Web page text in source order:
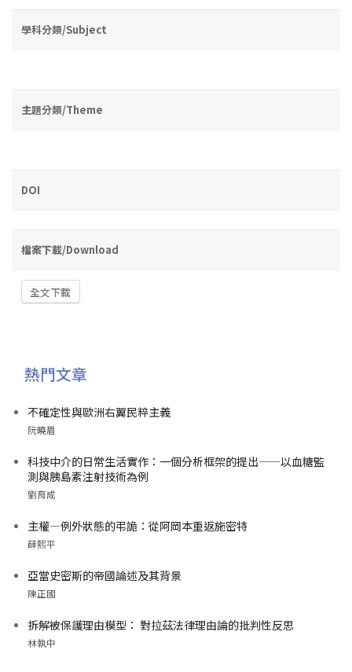
學科分類/Subject
主題分類/Theme
DOI
檔案下載/Download
全文下載
熱門文章
不確定性與歐洲右翼民粹主義
阮曉眉
科技中介的日常生活實作：一個分析框架的提出——以血糖監
測與胰島素注射技術為例
劉育成
主權—例外狀態的弔詭：從阿岡本重返施密特
薛熙平
亞當史密斯的帝國論述及其背景
陳正國
拆解被保護理由模型： 對拉茲法律理由論的批判性反思
林執中